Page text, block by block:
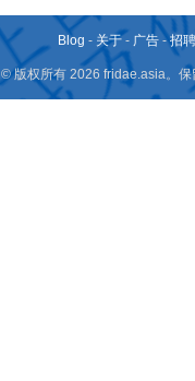
Blog - 关于 - 广告 -招
© 版权所有 2026 fridae.asia。